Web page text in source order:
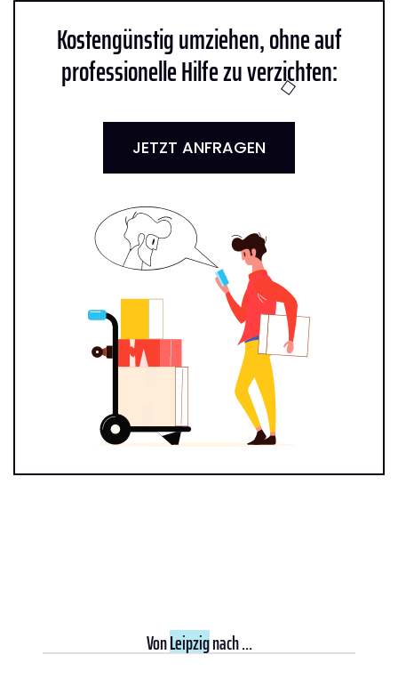
Kostengünstig umziehen, ohne auf
professionelle Hilfe zu verzichten:
JETZT ANFRAGEN
VonLeipzignach ...